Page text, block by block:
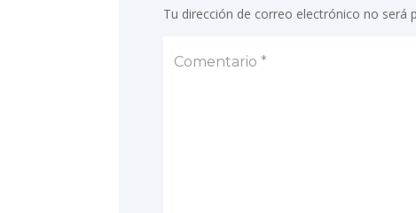
Tu dirección de correo electrónico no será